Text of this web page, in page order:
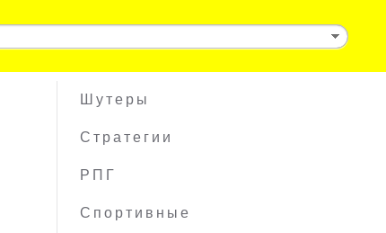
Шутеры
Стратегии
РПГ
Спортивные